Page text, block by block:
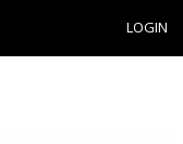
LOGIN